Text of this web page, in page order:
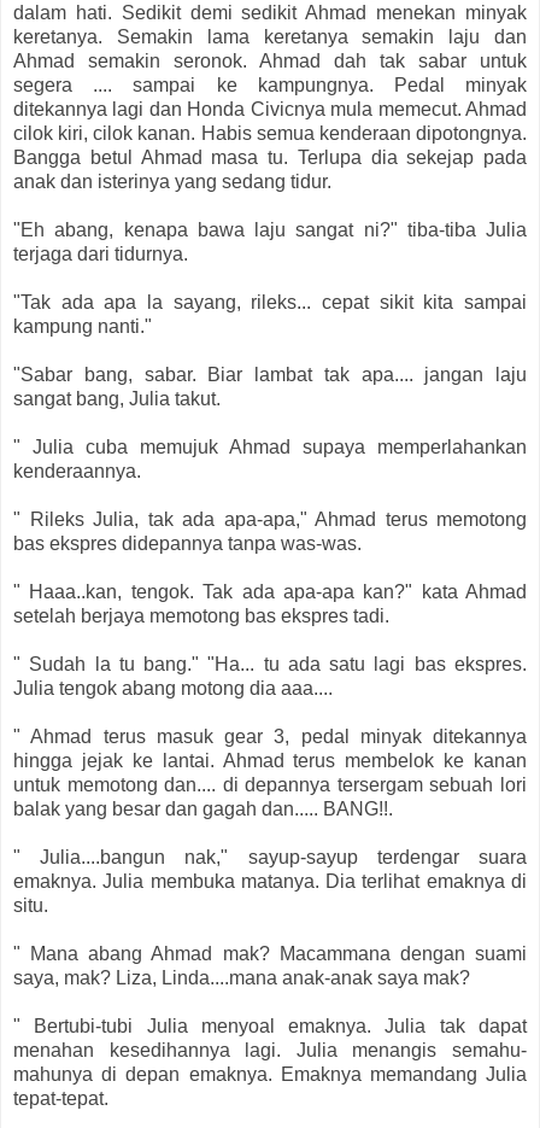
dalam hati. Sedikit demi sedikit Ahmad menekan minyak
keretanya. Semakin lama keretanya semakin laju dan
Ahmad semakin seronok. Ahmad dah tak sabar untuk
segera .... sampai ke kampungnya. Pedal minyak
ditekannya lagi dan Honda Civicnya mula memecut. Ahmad
cilok kiri, cilok kanan. Habis semua kenderaan dipotongnya.
Bangga betul Ahmad masa tu. Terlupa dia sekejap pada
anak dan isterinya yang sedang tidur.
"Eh abang, kenapa bawa laju sangat ni?" tiba-tiba Julia
terjaga dari tidurnya.
"Tak ada apa la sayang, rileks... cepat sikit kita sampai
kampung nanti."
"Sabar bang, sabar. Biar lambat tak apa.... jangan laju
sangat bang, Julia takut.
" Julia cuba memujuk Ahmad supaya memperlahankan
kenderaannya.
" Rileks Julia, tak ada apa-apa," Ahmad terus memotong
bas ekspres didepannya tanpa was-was.
" Haaa..kan, tengok. Tak ada apa-apa kan?" kata Ahmad
setelah berjaya memotong bas ekspres tadi.
" Sudah la tu bang." "Ha... tu ada satu lagi bas ekspres.
Julia tengok abang motong dia aaa....
" Ahmad terus masuk gear 3, pedal minyak ditekannya
hingga jejak ke lantai. Ahmad terus membelok ke kanan
untuk memotong dan.... di depannya tersergam sebuah lori
balak yang besar dan gagah dan..... BANG!!.
" Julia....bangun nak," sayup-sayup terdengar suara
emaknya. Julia membuka matanya. Dia terlihat emaknya di
situ.
" Mana abang Ahmad mak? Macammana dengan suami
saya, mak? Liza, Linda....mana anak-anak saya mak?
" Bertubi-tubi Julia menyoal emaknya. Julia tak dapat
menahan kesedihannya lagi. Julia menangis semahu-
mahunya di depan emaknya. Emaknya memandang Julia
tepat-tepat.